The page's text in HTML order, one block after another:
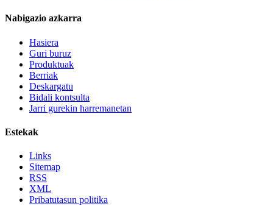
Nabigazio azkarra
Hasiera
Guri buruz
Produktuak
Berriak
Deskargatu
Bidali kontsulta
Jarri gurekin harremanetan
Estekak
Links
Sitemap
RSS
XML
Pribatutasun politika